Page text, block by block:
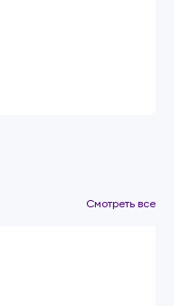
Смотреть все